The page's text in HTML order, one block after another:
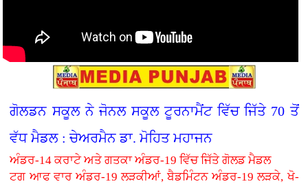
ਗੋਲਡਨ ਸਕੂਲ ਨੇ ਜੋਨਲ ਸਕੂਲ ਟੂਰਨਾਮੈਂਟ ਵਿੱਚ ਜਿੱਤੇ 70 ਤੋਂ
ਵੱਧ ਮੈਡਲ : ਚੇਅਰਮੈਨ ਡਾ. ਮੋਹਿਤ ਮਹਾਜਨ
ਅੰਡਰ-14 ਕਰਾਟੇ ਅਤੇ ਗਤਕਾ ਅੰਡਰ-19 ਵਿੱਚ ਜਿੱਤੇ ਗੋਲਡ ਮੈਡਲ
ਟਗ ਆਫ ਵਾਰ ਅੰਡਰ-19 ਲੜਕੀਆਂ, ਬੈਡਮਿੰਟਨ ਅੰਡਰ-19 ਲੜਕੇ, ਖੋ-